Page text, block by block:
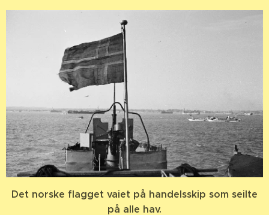
Det norske flagget vaiet på handelsskip som seilte
på alle hav.